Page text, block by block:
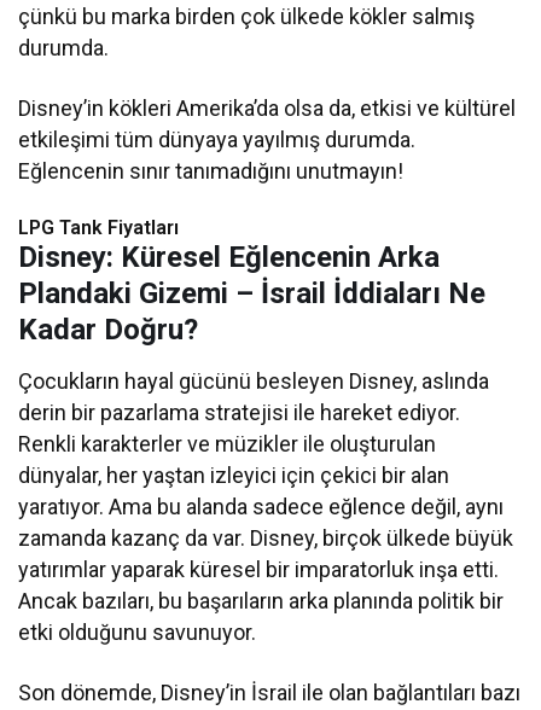
çünkü bu marka birden çok ülkede kökler salmış
durumda.
Disney’in kökleri Amerika’da olsa da, etkisi ve kültürel
etkileşimi tüm dünyaya yayılmış durumda.
Eğlencenin sınır tanımadığını unutmayın!
LPG Tank Fiyatları
Disney: Küresel Eğlencenin Arka
Plandaki Gizemi – İsrail İddiaları Ne
Kadar Doğru?
Çocukların hayal gücünü besleyen Disney, aslında
derin bir pazarlama stratejisi ile hareket ediyor.
Renkli karakterler ve müzikler ile oluşturulan
dünyalar, her yaştan izleyici için çekici bir alan
yaratıyor. Ama bu alanda sadece eğlence değil, aynı
zamanda kazanç da var. Disney, birçok ülkede büyük
yatırımlar yaparak küresel bir imparatorluk inşa etti.
Ancak bazıları, bu başarıların arka planında politik bir
etki olduğunu savunuyor.
Son dönemde, Disney’in İsrail ile olan bağlantıları bazı